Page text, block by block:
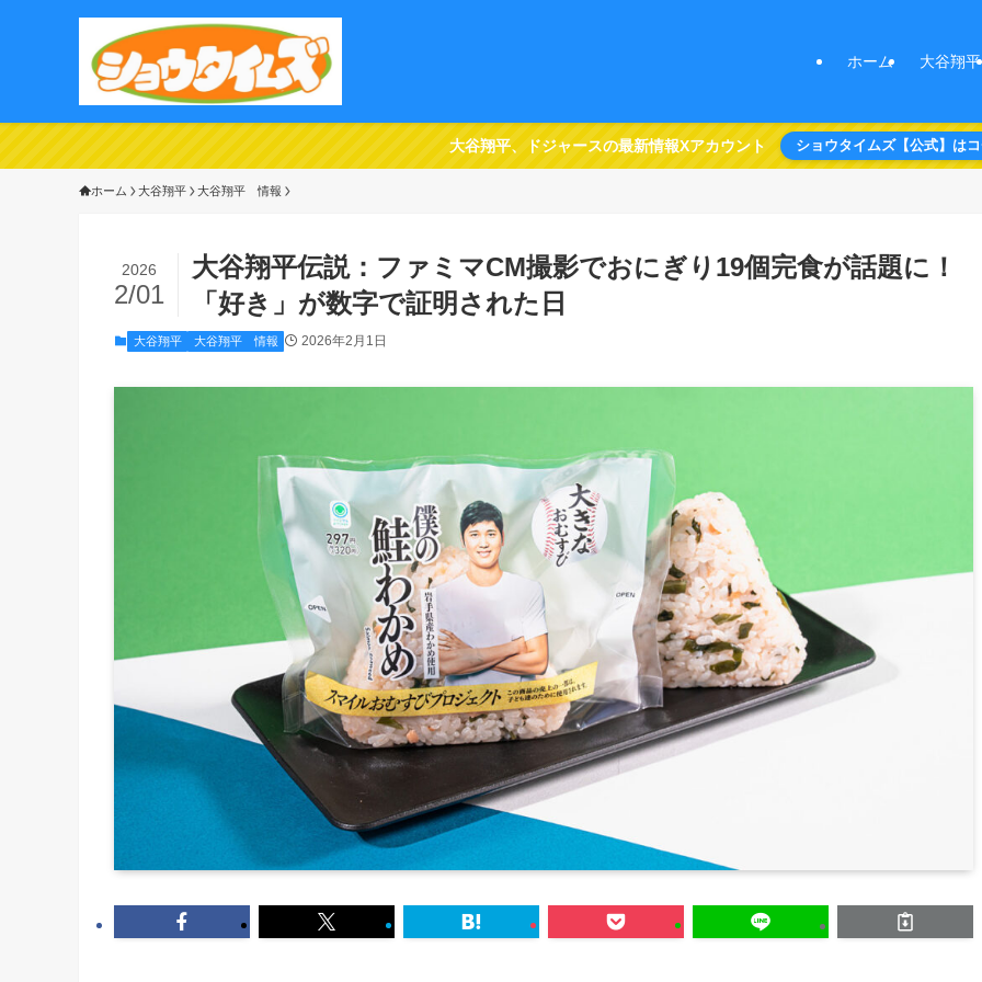
ホーム 大谷翔平
大谷翔平、ドジャースの最新情報Xアカウント ショウタイムズ【公式】は
ホーム 大谷翔平 大谷翔平 情報
大谷翔平伝説：ファミマCM撮影でおにぎり19個完食が話題に！
「好き」が数字で証明された日
2026
2/01
大谷翔平 大谷翔平 情報 2026年2月1日